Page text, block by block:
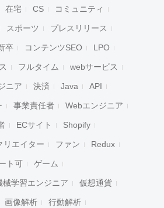
在宅 CS コミュニティ
スポーツ プレスリリース
卒 コンテンツSEO LPO
フルタイム webサービス
ニア 決済 Java API
事業責任者 Webエンジニア
ECサイト Shopify
リエイター ファン Redux
ト可 ゲーム
械学習エンジニア 仮想通貨
画像解析 行動解析